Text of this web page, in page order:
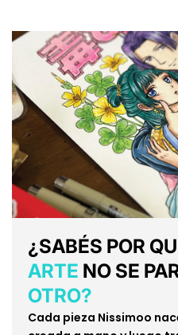
¿SABÉS POR
ARTE NO SE
OTRO?
Cada pieza Nissimoo